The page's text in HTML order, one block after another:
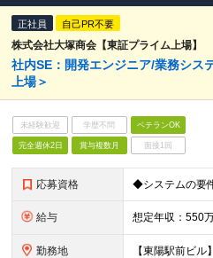
正社員 自己PR不要
株式会社大塚商会【東証プライム上場】
社内SE：開発エンジニア/業務シス
上場＞
未経験歓迎 学歴不問 ベテランOK
完全週休2日 賞与複数月 面接1回
応募資格
給与
勤務地